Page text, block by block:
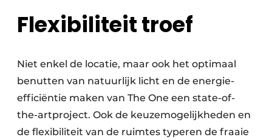
Flexibiliteit troef
Niet enkel de locatie, maar ook het optimaal
benutten van natuurlijk licht en de energie-
efficiëntie maken van The One een state-of-
the-artproject. Ook de keuzemogelijkheden en
de flexibiliteit van de ruimtes typeren de fraaie